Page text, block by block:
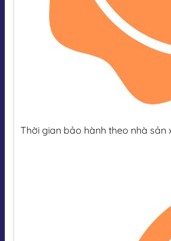
Thời gian bảo hành theo nhà sản